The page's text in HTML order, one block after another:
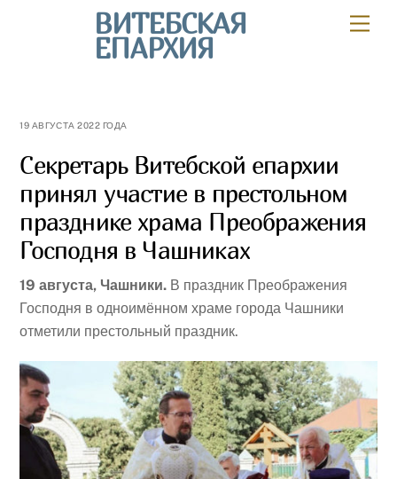
ВИТЕБСКАЯ
ЕПАРХИЯ
19 АВГУСТА 2022 ГОДА
Секретарь Витебской епархии
принял участие в престольном
празднике храма Преображения
Господня в Чашниках
19 августа, Чашники. В праздник Преображения
Господня в одноимённом храме города Чашники
отметили престольный праздник.